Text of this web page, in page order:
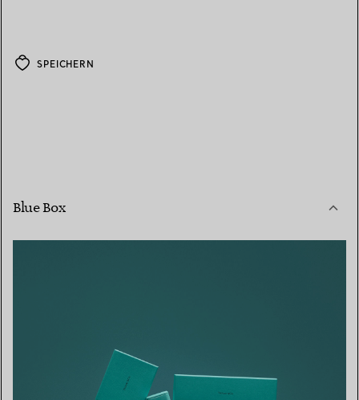
SPEICHERN
Blue Box